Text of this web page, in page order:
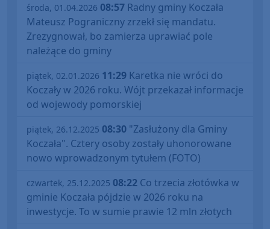
środa, 01.04.2026 08:57 Radny gminy Koczała
Mateusz Pograniczny zrzekł się mandatu.
Zrezygnował, bo zamierza uprawiać pole
należące do gminy
piątek, 02.01.2026 11:29 Karetka nie wróci do
Koczały w 2026 roku. Wójt przekazał informacje
od wojewody pomorskiej
piątek, 26.12.2025 08:30 "Zasłużony dla Gminy
Koczała". Cztery osoby zostały uhonorowane
nowo wprowadzonym tytułem (FOTO)
czwartek, 25.12.2025 08:22 Co trzecia złotówka w
gminie Koczała pójdzie w 2026 roku na
inwestycje. To w sumie prawie 12 mln złotych